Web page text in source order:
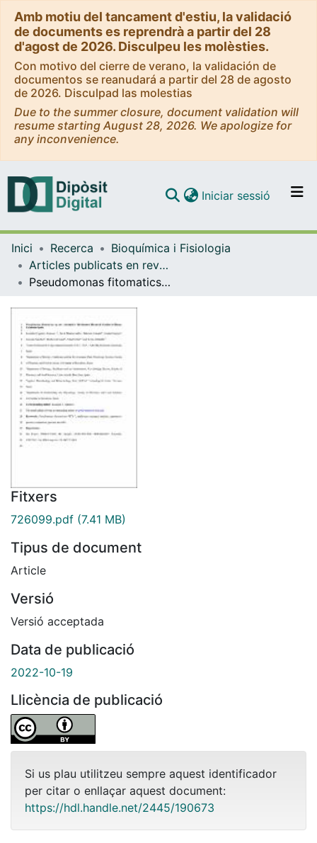
Amb motiu del tancament d'estiu, la validació
de documents es reprendrà a partir del 28
d'agost de 2026. Disculpeu les molèsties.
Con motivo del cierre de verano, la validación de
documentos se reanudará a partir del 28 de agosto
de 2026. Disculpad las molestias
Due to the summer closure, document validation will
resume starting August 28, 2026. We apologize for
any inconvenience.
Navega per tot el DD
Iniciar sessió (current)
Inici Recerca
Bioquímica i Fisiologia
Articles publicats en revistes (Bioquímica i Fisiologia)
Pseudomonas fitomaticsae sp. nov., isolated at Marimurtra Botanical Garden in Blanes, Catalonia, Spain
Fitxers
726099.pdf (7.41 MB)
Tipus de document
Article
Versió
Versió acceptada
Data de publicació
2022-10-19
Llicència de publicació
Si us plau utilitzeu sempre aquest identificador
per citar o enllaçar aquest document:
https://hdl.handle.net/2445/190673